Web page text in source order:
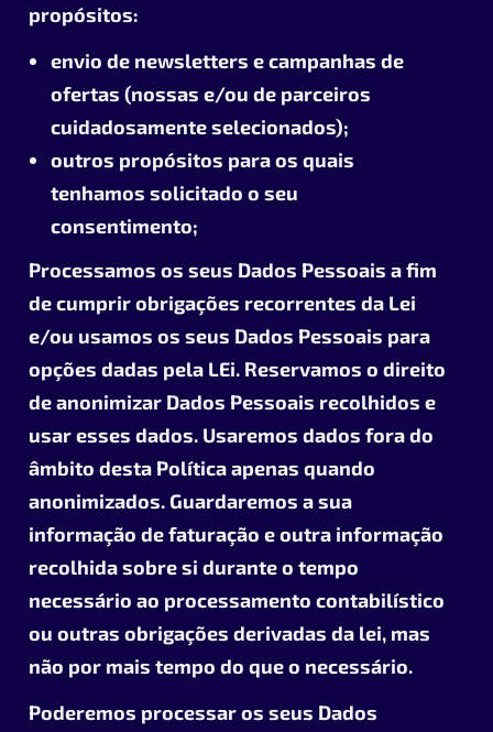
propósitos:
envio de newsletters e campanhas de
ofertas (nossas e/ou de parceiros
cuidadosamente selecionados);
outros propósitos para os quais
tenhamos solicitado o seu
consentimento;
Processamos os seus Dados Pessoais a fim
de cumprir obrigações recorrentes da Lei
e/ou usamos os seus Dados Pessoais para
opções dadas pela LEi. Reservamos o direito
de anonimizar Dados Pessoais recolhidos e
usar esses dados. Usaremos dados fora do
âmbito desta Política apenas quando
anonimizados. Guardaremos a sua
informação de faturação e outra informação
recolhida sobre si durante o tempo
necessário ao processamento contabilístico
ou outras obrigações derivadas da lei, mas
não por mais tempo do que o necessário.
Poderemos processar os seus Dados